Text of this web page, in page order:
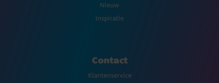
Nieuw
Inspiratie
Contact
Klantenservice